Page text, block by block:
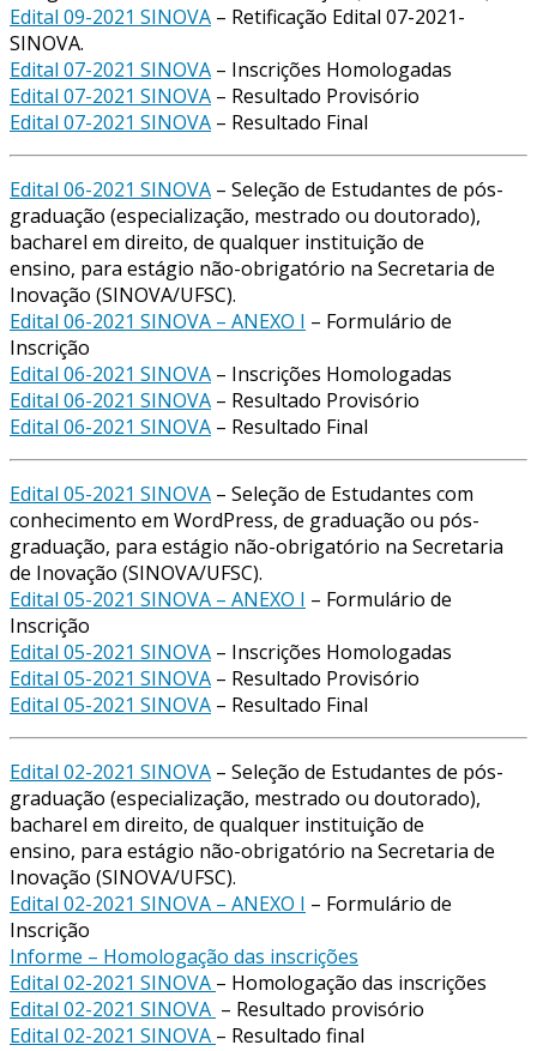
Edital 09-2021 SINOVA – Retificação Edital 07-2021-
SINOVA.
Edital 07-2021 SINOVA – Inscrições Homologadas
Edital 07-2021 SINOVA – Resultado Provisório
Edital 07-2021 SINOVA – Resultado Final
Edital 06-2021 SINOVA – Seleção de Estudantes de pós-
graduação (especialização, mestrado ou doutorado),
bacharel em direito, de qualquer instituição de
ensino, para estágio não-obrigatório na Secretaria de
Inovação (SINOVA/UFSC).
Edital 06-2021 SINOVA – ANEXO I – Formulário de
Inscrição
Edital 06-2021 SINOVA – Inscrições Homologadas
Edital 06-2021 SINOVA – Resultado Provisório
Edital 06-2021 SINOVA – Resultado Final
Edital 05-2021 SINOVA – Seleção de Estudantes com
conhecimento em WordPress, de graduação ou pós-
graduação, para estágio não-obrigatório na Secretaria
de Inovação (SINOVA/UFSC).
Edital 05-2021 SINOVA – ANEXO I – Formulário de
Inscrição
Edital 05-2021 SINOVA – Inscrições Homologadas
Edital 05-2021 SINOVA – Resultado Provisório
Edital 05-2021 SINOVA – Resultado Final
Edital 02-2021 SINOVA – Seleção de Estudantes de pós-
graduação (especialização, mestrado ou doutorado),
bacharel em direito, de qualquer instituição de
ensino, para estágio não-obrigatório na Secretaria de
Inovação (SINOVA/UFSC).
Edital 02-2021 SINOVA – ANEXO I – Formulário de
Inscrição
Informe – Homologação das inscrições
Edital 02-2021 SINOVA – Homologação das inscrições
Edital 02-2021 SINOVA – Resultado provisório
Edital 02-2021 SINOVA – Resultado final